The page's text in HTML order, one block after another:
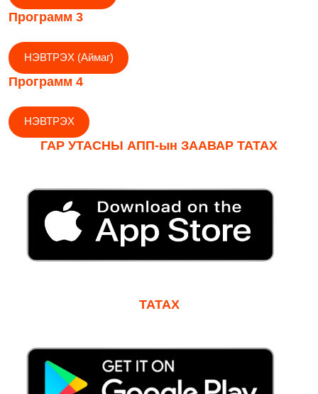
Программ 3
НЭВТРЭХ (Аймаг)
Программ 4
НЭВТРЭХ
ГАР УТАСНЫ АПП-ын ЗААВАР ТАТАХ
ТАТАХ